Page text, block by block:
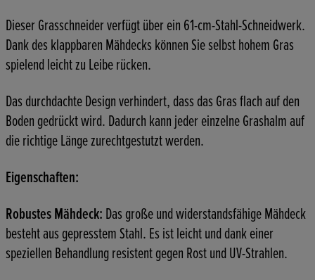
Dieser Grasschneider verfügt über ein 61-cm-Stahl-Schneidwerk.
Dank des klappbaren Mähdecks können Sie selbst hohem Gras
spielend leicht zu Leibe rücken.
Das durchdachte Design verhindert, dass das Gras flach auf den
Boden gedrückt wird. Dadurch kann jeder einzelne Grashalm auf
die richtige Länge zurechtgestutzt werden.
Eigenschaften:
Robustes Mähdeck: Das große und widerstandsfähige Mähdeck
besteht aus gepresstem Stahl. Es ist leicht und dank einer
speziellen Behandlung resistent gegen Rost und UV-Strahlen.